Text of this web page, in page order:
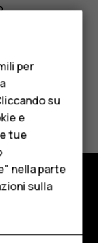
per
su
e
tue
nella parte
sulla